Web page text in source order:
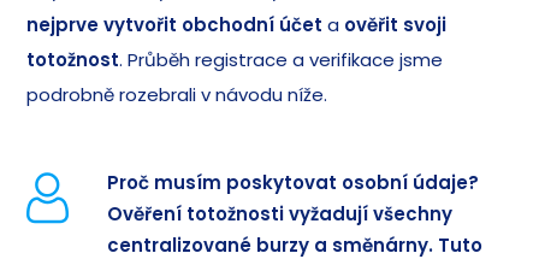
nejprve vytvořit obchodní účeta ověřit svoji
totožnost. Průběh registrace a verifikace jsme
podrobně rozebrali v návodu níže.
Proč musím poskytovat osobní údaje?
Ověření totožnosti vyžadují všechny
centralizované burzy a směnárny. Tuto